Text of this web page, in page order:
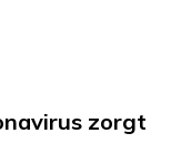
zorgt